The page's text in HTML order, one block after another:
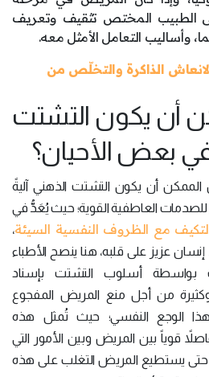
الطبيب المختص تثقيف وتعريف
وأساليب التعامل الأمثل معه.
الذاكرة والتخلّص من
أن يكون التشتت
بعض الأحيان؟
الممكن أن يكون التشتت الذهني آليةً
العاطفية القوية؛ حيث يُعَدُّ في
مع الظروف النفسية السيئة،
عزيز على قلبه، هنا ينصح الأطباء
بواسطة أسلوب التشتت بإسناد
من أجل منع المريض المفجوع
الوجع النفسي؛ حيث تُمثل هذه
قوياً بين المريض وبين الأمور التي
يستطيع المريض التغلب على هذه